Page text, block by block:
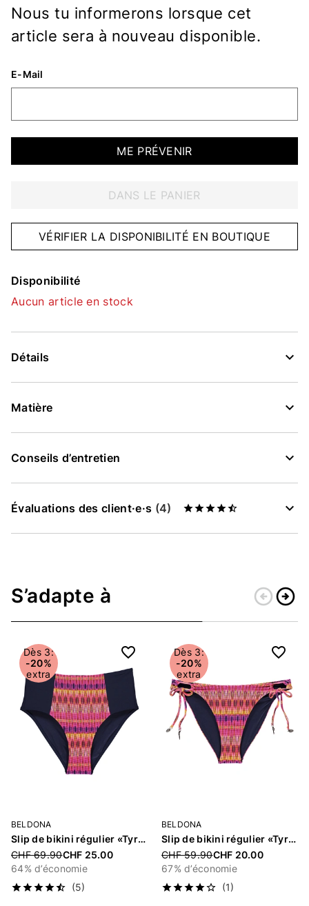
Nous tu informerons lorsque cet
article sera à nouveau disponible.
E-Mail
ME PRÉVENIR
DANS LE PANIER
VÉRIFIER LA DISPONIBILITÉ EN BOUTIQUE
Disponibilité
Aucun article en stock
Détails
Matière
Conseils d’entretien
Évaluations des client·e·s (4)
S’adapte à arrow_circle_leftarrow_circle_right
Dès 3:
-20%
extra
BELDONA
Slip de bikini régulier «Tyria»
Price reduced from
CHF 69.90CHF 25.00
64% d’économie
(5)
Dès 3:
-20%
extra
BELDONA
Slip de bikini régulier «Tyria»
Price reduced from
CHF 59.90CHF 20.00
67% d’économie
(1)